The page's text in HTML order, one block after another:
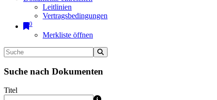
Leitlinien
Vertragsbedingungen
0
Merkliste öffnen
Suche nach Dokumenten
Titel